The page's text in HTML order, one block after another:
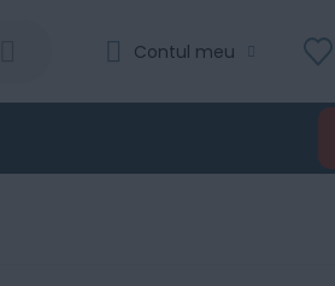
Contul meu